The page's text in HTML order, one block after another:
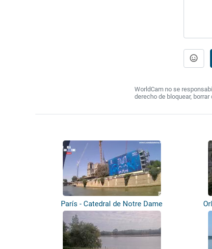
WorldCam no se
derecho de bloquear,
París - Catedral de Notre Dame